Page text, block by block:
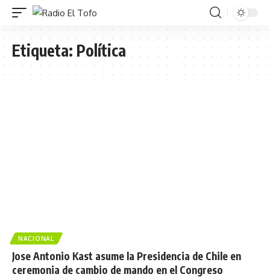
Etiqueta:Política
NACIONAL
Jose Antonio Kast asume la Presidencia de Chile en
ceremonia de cambio de mando en el Congreso